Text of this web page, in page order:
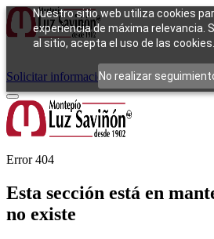
Nuestro sitio web utiliza cookies
experiencia de máxima relevancia.
al sitio, acepta el uso de las cookies.
No realizar
Cómo funcionaTipos de empeñoCompra
Solicitar información Iniciar sesión
Error 404
Esta sección está en
no existe